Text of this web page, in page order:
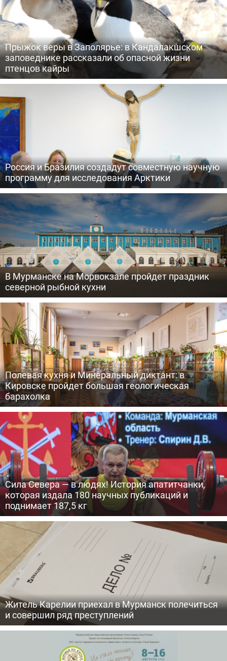
Прыжок веры в Заполярье: в Кандалакшском
заповеднике рассказали об опасной жизни
птенцов кайры
Россия и Бразилия создадут совместную научную
программу для исследования Арктики
В Мурманске на Морвокзале пройдет праздник
северной рыбной кухни
Полевая кухня и Минеральный диктант: в
Кировске пройдет большая геологическая
барахолка
Сила Севера — в людях! История апатитчанки,
которая издала 180 научных публикаций и
поднимает 187,5 кг
Житель Карелии приехал в Мурманск полечиться
и совершил ряд преступлений